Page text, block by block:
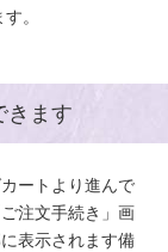
。
きます
ートより進んで
注文手続き」画
表示されます備